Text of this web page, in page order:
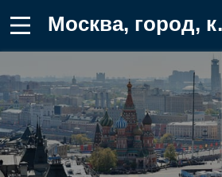
Москва, город, красная площадь, день Обои на телефон